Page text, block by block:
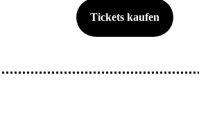
Tickets kaufen